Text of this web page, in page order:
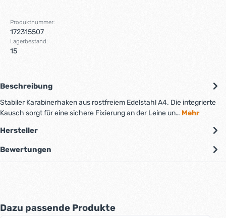
Produktnummer:
172315507
Lagerbestand:
15
Beschreibung
Stabiler Karabinerhaken aus rostfreiem Edelstahl A4. Die integrierte
Kausch sorgt für eine sichere Fixierung an der Leine un… Mehr
Hersteller
Bewertungen
Produktgalerie überspringen
Dazu passende Produkte